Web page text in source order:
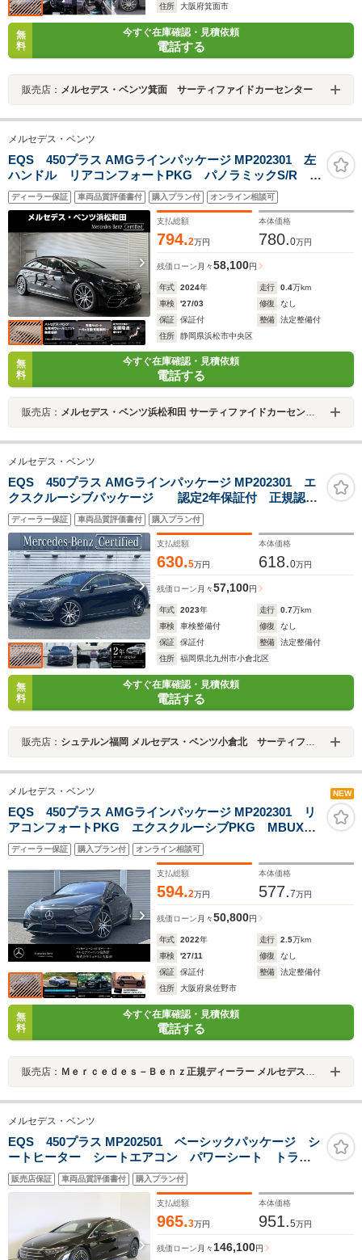
住所 大阪府箕面市
無
料
今すぐ在庫確認・見積依頼
電話する
販売店： メルセデス・ベンツ箕面 サーティファイドカーセンター
メルセデス・ベンツ
EQS 450プラス AMGラインパッケージ MP202301 左
ハンドル リアコンフォートPKG パノラミックS/R ブ
ルメスタサウンド ヘッドアップディスプレイ Fメモリ
ー付パワーシート FRベンチレーター&ヒーター パワ
ーゲート/フットオープナー ワイヤレスチャージ
ディーラー保証 車両品質評価書付 購入プラン付 オンライン相談可
支払総額
794.2万円
本体価格
780.0万円
残価ローン 月々58,100円
年式 2024年 走行 0.4万km
車検
'27/03 修復
なし
保証
保証付 整備
法定整備付
住所
静岡県浜松市中央区
無
料
今すぐ在庫確認・見積依頼
電話する
販売店： メルセデス・ベンツ浜松和田 サーティファイドカーセンター
メルセデス・ベンツ
EQS 450プラス AMGラインパッケージ MP202301 エ
クスクルーシブパッケージ 認定2年保証付 正規認定
中古車 EQケア継承 MBUX メルセデスミーコネクト
機能 パノラミックスライディングルーフ ブラックレ
ザー ブルメスター AMGラインラインパッケージ
ディーラー保証 車両品質評価書付 購入プラン付
支払総額
630.5万円
本体価格
618.0万円
残価ローン 月々57,100円
年式 2023年 走行 0.7万km
車検
車検整備付 修復
なし
保証
保証付 整備
法定整備付
住所
福岡県北九州市小倉北区
無
料
今すぐ在庫確認・見積依頼
電話する
販売店： シュテルン福岡 メルセデス・ベンツ小倉北 サーティファイドカーセンター
メルセデス・ベンツ NEW
EQS 450プラス AMGラインパッケージ MP202301 リ
アコンフォートPKG エクスクルーシブPKG MBUXリ
アエンターテイメントシステムPKG パノラミックスラ
イディングルーフ アンビエントライト ステアリング
ヒーター リアベルトバッグ パドルシフト 360°カメ
ラ
ディーラー保証 購入プラン付 オンライン相談可
支払総額
594.2万円
本体価格
577.7万円
残価ローン 月々50,800円
年式 2022年 走行 2.5万km
車検
'27/11 修復
なし
保証
保証付 整備
法定整備付
住所
大阪府泉佐野市
無
料
今すぐ在庫確認・見積依頼
電話する
販売店： Ｍｅｒｃｅｄｅｓ－Ｂｅｎｚ正規ディーラー メルセデス・ベンツ泉佐野
メルセデス・ベンツ
EQS 450プラス MP202501 ベーシックパッケージ シ
ートヒーター シートエアコン パワーシート トラン
クスルー コネクテッド機能 ナビ 音楽プレーヤー接
続 Bluetooth接続 TV ETC サンルーフ・ガラスルー
販売店保証 車両品質評価書付 購入プラン付
支払総額
965.3万円
本体価格
951.5万円
残価ローン 月々146,100円